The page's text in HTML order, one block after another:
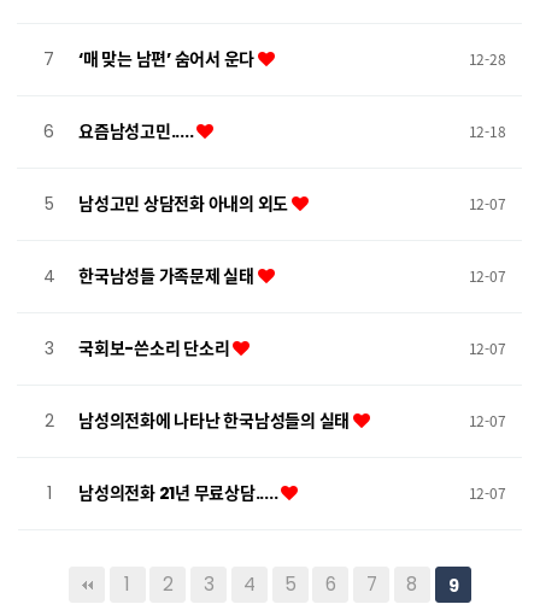
7 ‘매 맞는 남편’ 숨어서 운다 12-28
6 요즘남성고민..... 12-18
5 남성고민 상담전화 아내의 외도 12-07
4 한국남성들 가족문제 실태 12-07
3 국회보-쓴소리 단소리 12-07
2 남성의전화에 나타난 한국남성들의 실태 12-07
1 남성의전화 21년 무료상담..... 12-07
1 2 3 4 5 6 7 8 9